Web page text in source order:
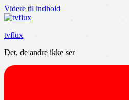
Videre til indhold
tvflux
Det, de andre ikke ser